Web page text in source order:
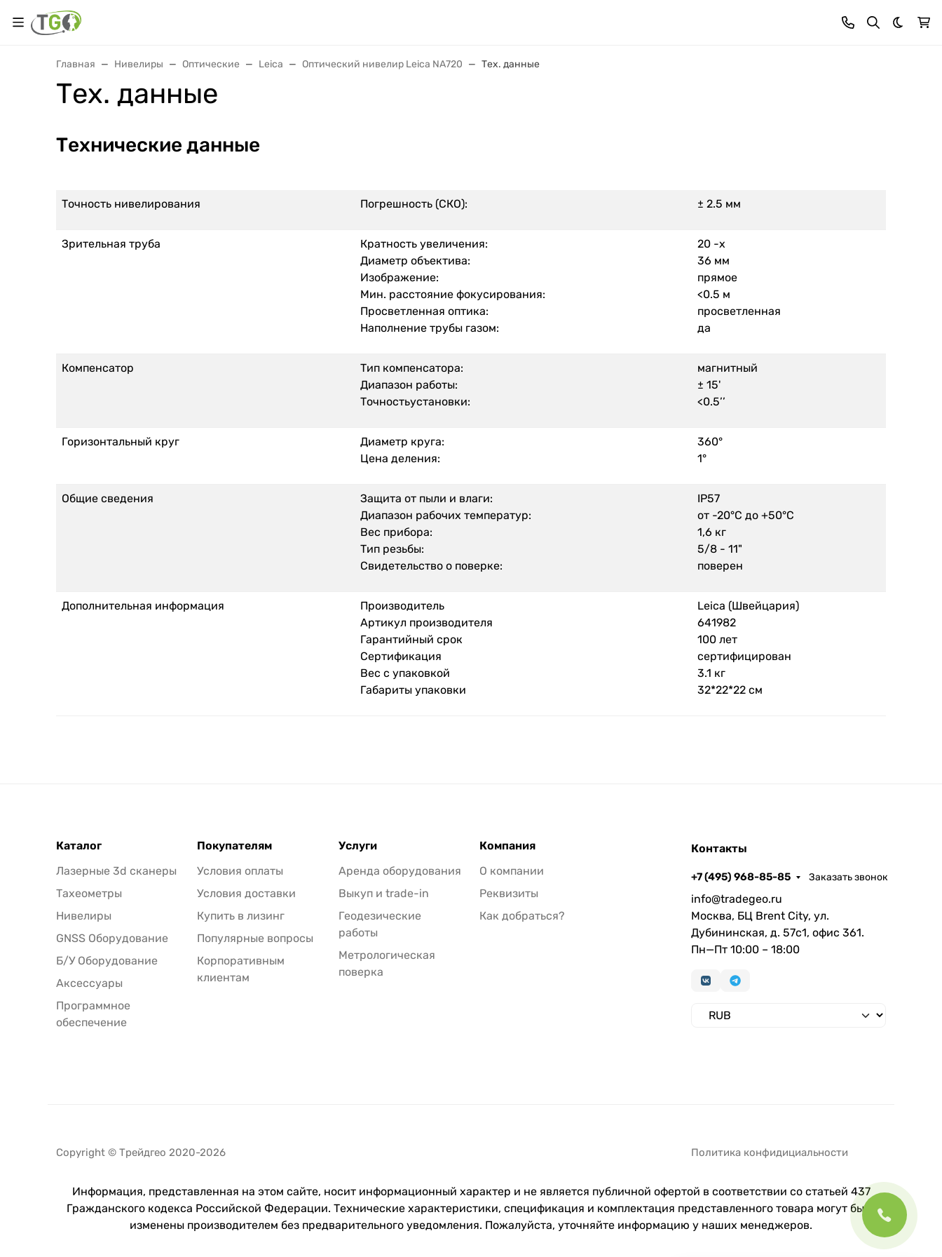
Темная
Главная Нивелиры Оптические Leica Оптический нивелир Leica NA720 Тех. данные
Тех. данные
Технические данные
Точность нивелирования Погрешность (СКО): ± 2.5 мм
Зрительная труба
Кратность увеличения:
Диаметр объектива:
Изображение:
Мин. расстояние фокусирования:
Просветленная оптика:
Наполнение трубы газом:
20 -x
36 мм
прямое
<0.5 м
просветленная
да
Компенсатор
Тип компенсатора:
Диапазон работы:
Точностьустановки:
магнитный
± 15'
<0.5’’
Горизонтальный круг
Диаметр круга:
Цена деления:
360°
1°
Общие сведения
Защита от пыли и влаги:
Диапазон рабочих температур:
Вес прибора:
Тип резьбы:
Свидетельство о поверке:
IP57
от -20°C до +50°C
1,6 кг
5/8 - 11"
поверен
Дополнительная информация
Производитель
Артикул производителя
Гарантийный срок
Сертификация
Вес с упаковкой
Габариты упаковки
Leica (Швейцария)
641982
100 лет
сертифицирован
3.1 кг
32*22*22 см
Каталог
Лазерные 3d сканеры
Тахеометры
Нивелиры
GNSS Оборудование
Б/У Оборудование
Аксессуары
Программное
обеспечение
Покупателям
Условия оплаты
Условия доставки
Купить в лизинг
Популярные вопросы
Корпоративным
клиентам
Услуги
Аренда оборудования
Выкуп и trade-in
Геодезические
работы
Метрологическая
поверка
Компания
О компании
Реквизиты
Как добраться?
Контакты
+7 (495) 968-85-85 Заказать звонок
info@tradegeo.ru
Москва, БЦ Brent City, ул.
Дубининская, д. 57с1, офис 361.
Пн—Пт 10:00 – 18:00
Copyright © Трейдгео 2020-2026 Политика конфидициальности
Информация, представленная на этом сайте, носит информационный характер и не является публичной офертой в соответствии со статьей 437
Гражданского кодекса Российской Федерации. Технические характеристики, спецификация и комплектация представленного товара могут быть
изменены производителем без предварительного уведомления. Пожалуйста, уточняйте информацию у наших менеджеров.